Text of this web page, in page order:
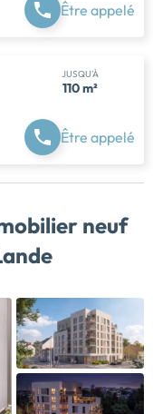
Être appelé
JUSQU'À
110 m²
Être appelé
neuf